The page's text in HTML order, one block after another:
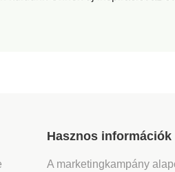
Hasznos információk
A marketingkampány